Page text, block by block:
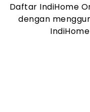
Daftar IndiHome
dengan